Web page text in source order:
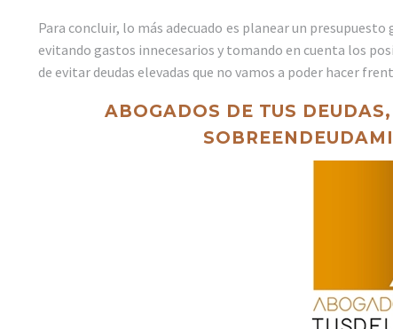
Para concluir, lo más adecuado es planear un
evitando gastos innecesarios y tomando en cuenta los
de evitar deudas elevadas que no vamos a poder hacer
ABOGADOS DE TUS